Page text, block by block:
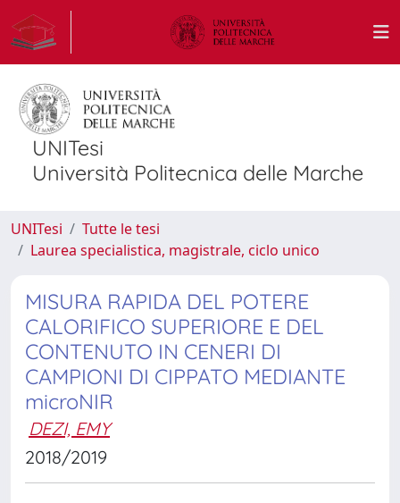
UNITesi
Università Politecnica delle Marche
UNITesi
Tutte le tesi
Laurea specialistica, magistrale, ciclo unico
MISURA RAPIDA DEL POTERE
CALORIFICO SUPERIORE E DEL
CONTENUTO IN CENERI DI
CAMPIONI DI CIPPATO MEDIANTE
microNIR
DEZI, EMY
2018/2019